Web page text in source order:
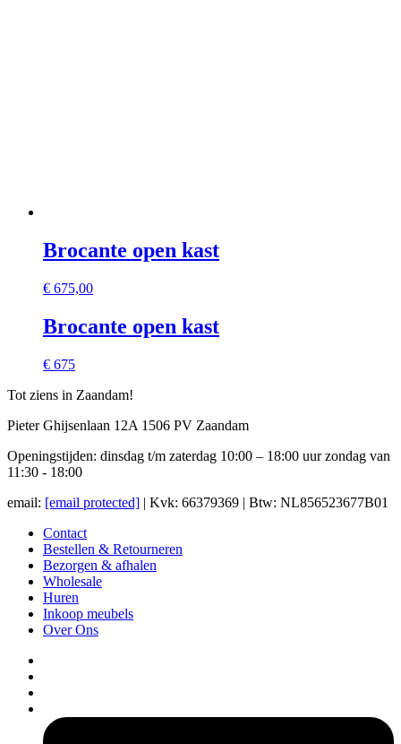
Brocante open kast
€ 675,00
Brocante open kast
€ 675
Tot ziens in Zaandam!
Pieter Ghijsenlaan 12A 1506 PV Zaandam
Openingstijden: dinsdag t/m zaterdag 10:00 – 18:00 uur zondag van
11:30 - 18:00
email: [email protected] | Kvk: 66379369 | Btw: NL856523677B01
Contact
Bestellen & Retourneren
Bezorgen & afhalen
Wholesale
Huren
Inkoop meubels
Over Ons